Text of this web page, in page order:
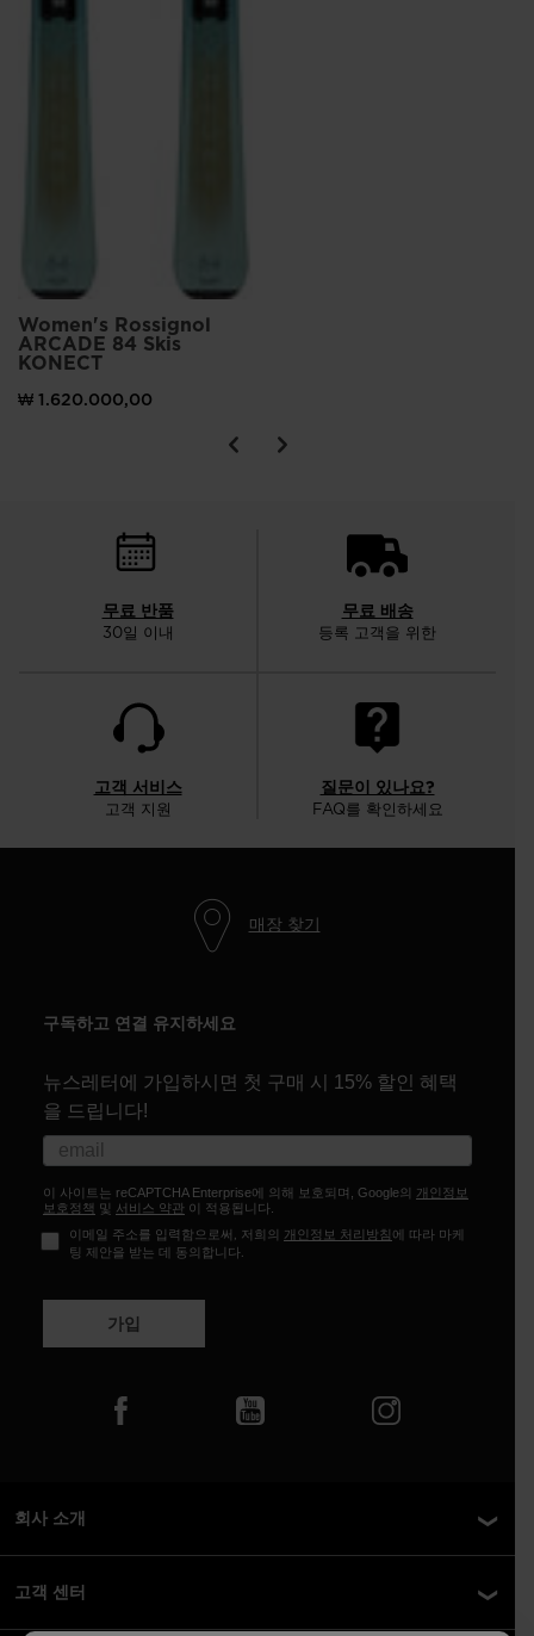
Women's Rossignol
ARCADE 84 Skis
KONECT
₩ 1.620.000,00
무료 반품
30일 이내
무료 배송
등록 고객을 위한
고객 서비스
고객 지원
질문이 있나요?
FAQ를 확인하세요
매장 찾기
구독하고 연결 유지하세요
뉴스레터에 가입하시면 첫 구매 시 15% 할인 혜택
을 드립니다!
이 사이트는 reCAPTCHA Enterprise에 의해 보호되며, Google의 개인정보
보호정책 및 서비스 약관 이 적용됩니다.
이메일 주소를 입력함으로써, 저희의 개인정보 처리방침에 따라 마케
팅 제안을 받는 데 동의합니다.
가입
회사 소개
고객 센터